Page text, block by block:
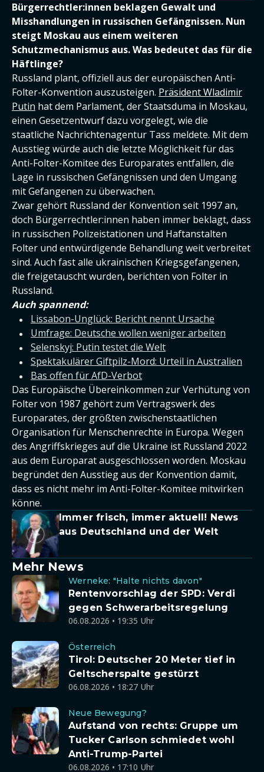
Bürgerrechtler:innen beklagen Gewalt und
Misshandlungen in russischen Gefängnissen. Nun
steigt Moskau aus einem weiteren
Schutzmechanismus aus. Was bedeutet das für die
Häftlinge?
Russland plant, offiziell aus der europäischen Anti-
Folter-Konvention auszusteigen. Präsident Wladimir
Putin hat dem Parlament, der Staatsduma in Moskau,
einen Gesetzentwurf dazu vorgelegt, wie die
staatliche Nachrichtenagentur Tass meldete. Mit dem
Ausstieg würde auch die letzte Möglichkeit für das
Anti-Folter-Komitee des Europarates entfallen, die
Lage in russischen Gefängnissen und den Umgang
mit Gefangenen zu überwachen.
Zwar gehört Russland der Konvention seit 1997 an,
doch Bürgerrechtler:innen haben immer beklagt, dass
in russischen Polizeistationen und Haftanstalten
Folter und entwürdigende Behandlung weit verbreitet
sind. Auch fast alle ukrainischen Kriegsgefangenen,
die freigetauscht wurden, berichten von Folter in
Russland.
Auch spannend:
Lissabon-Unglück: Bericht nennt Ursache
Umfrage: Deutsche wollen weniger arbeiten
Selenskyj: Putin testet die Welt
Spektakulärer Giftpilz-Mord: Urteil in Australien
Bas offen für AfD-Verbot
Das Europäische Übereinkommen zur Verhütung von
Folter von 1987 gehört zum Vertragswerk des
Europarates, der größten zwischenstaatlichen
Organisation für Menschenrechte in Europa. Wegen
des Angriffskrieges auf die Ukraine ist Russland 2022
aus dem Europarat ausgeschlossen worden. Moskau
begründet den Ausstieg aus der Konvention damit,
dass es nicht mehr im Anti-Folter-Komitee mitwirken
könne.
Immer frisch, immer aktuell! News
aus Deutschland und der Welt
Mehr News
Werneke: "Halte nichts davon"
Rentenvorschlag der SPD: Verdi
gegen Schwerarbeitsregelung
06.08.2026 • 19:35 Uhr
Österreich
Tirol: Deutscher 20 Meter tief in
Geltscherspalte gestürzt
06.08.2026 • 18:27 Uhr
Neue Bewegung?
Aufstand von rechts: Gruppe um
Tucker Carlson schmiedet wohl
Anti-Trump-Partei
06.08.2026 • 17:10 Uhr